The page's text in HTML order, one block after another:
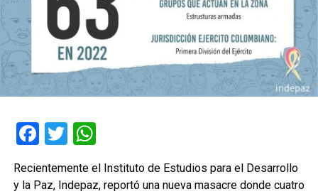
Facebook
TwitterWhatsApp
Recientemente el Instituto de Estudios para el Desarrollo
y la Paz, Indepaz, reportó una nueva masacre donde cuatro